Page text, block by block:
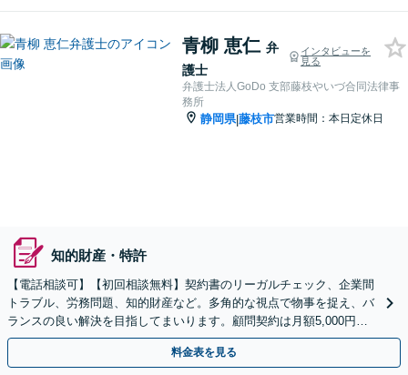
青柳 恵仁 弁
護士
インタビューを
見る
弁護士法人GoDo 支部藤枝やいづ合同法律事
務所
静岡県|藤枝市営業時間：本日定休日
知的財産・特許
【電話相談可】【初回相談無料】契約書のリーガルチェック、企業間
トラブル、労務問題、知的財産など。多角的な視点で物事を捉え、バ
ランスの良い解決を目指してまいります。顧問契約は月額5,000円か
ら対応可能です【夜間＆休日面談OK】
料金表を見る